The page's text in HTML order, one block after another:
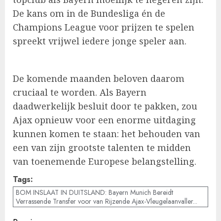
De kans om in de Bundesliga én de
Champions League voor prijzen te spelen
spreekt vrijwel iedere jonge speler aan.
De komende maanden beloven daarom
cruciaal te worden. Als Bayern
daadwerkelijk besluit door te pakken, zou
Ajax opnieuw voor een enorme uitdaging
kunnen komen te staan: het behouden van
een van zijn grootste talenten te midden
van toenemende Europese belangstelling.
Tags:
BOM INSLAAT IN DUITSLAND: Bayern Munich Bereidt
Verrassende Transfer voor van Rijzende Ajax-Vleugelaanvaller...